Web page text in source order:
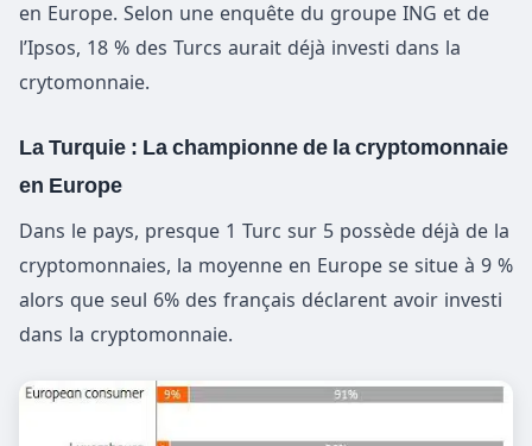
en Europe. Selon une enquête du groupe ING et de
l’Ipsos, 18 % des Turcs aurait déjà investi dans la
crytomonnaie.
La Turquie : La championne de la cryptomonnaie
en Europe
Dans le pays, presque 1 Turc sur 5 possède déjà de la
cryptomonnaies, la moyenne en Europe se situe à 9 %
alors que seul 6% des français déclarent avoir investi
dans la cryptomonnaie.